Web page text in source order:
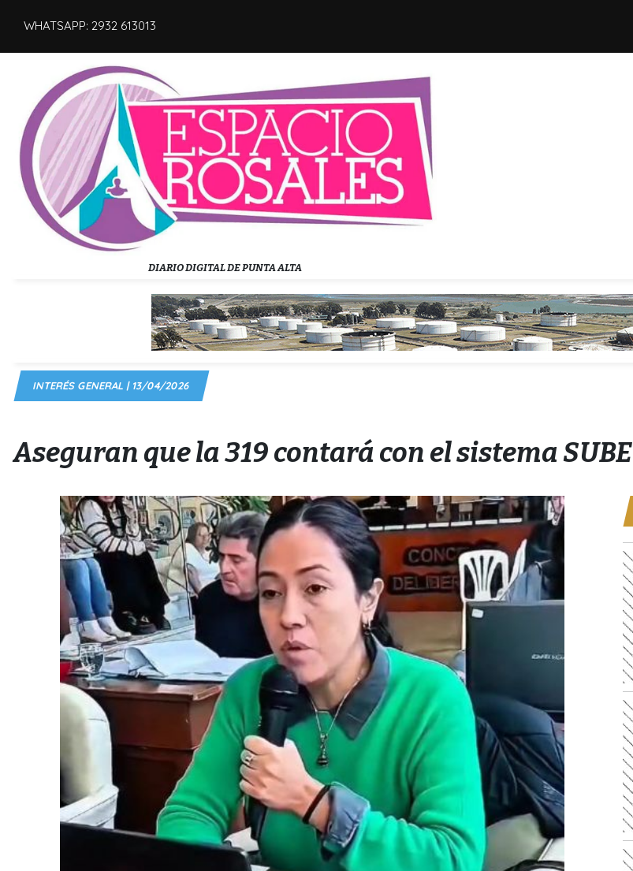
WHATSAPP: 2932 613013
DIARIO DIGITAL DE PUNTA ALTA
INTERÉS GENERAL | 13/04/2026
Aseguran que la 319 contará con el sistema SUBE